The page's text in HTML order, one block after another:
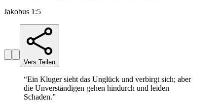
Jakobus 1:5
Vers Teilen
“Ein Kluger sieht das Unglück und verbirgt sich; aber
die Unverständigen gehen hindurch und leiden
Schaden.”